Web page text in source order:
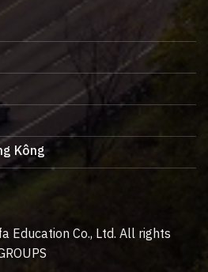
Kông
Education Co., Ltd. All rights